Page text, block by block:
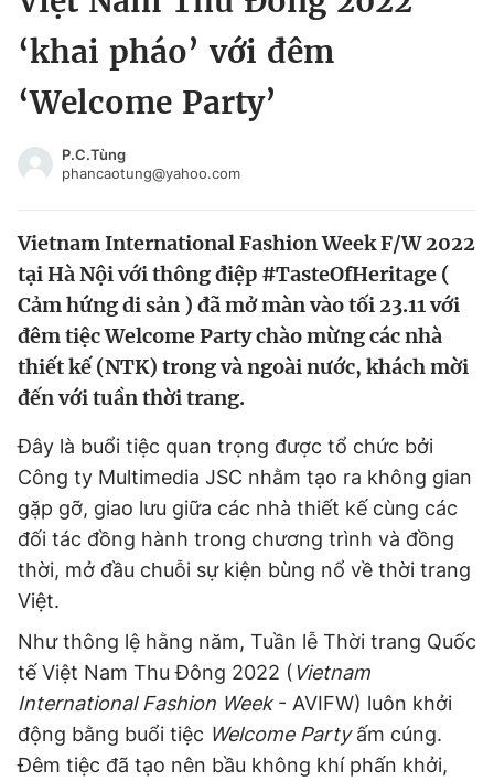
Chào ngày mới
Tin thị trường
Sản phẩm khác
Tiện ích Bạn cần biết
Thông tin tòa soạn
Đọc Thanh Niên trên điện thoại
Theo dõi báo trên
Hotline Liên hệ quảng cáo
Tin đã xem
Đăng xuất
‘khai pháo’ với đêm
‘Welcome Party’
P.C.Tùng
phancaotung@yahoo.com
Vietnam International Fashion Week F/W 2022
tại Hà Nội với thông điệp #TasteOfHeritage (
Cảm hứng di sản ) đã mở màn vào tối 23.11 với
đêm tiệc Welcome Party chào mừng các nhà
thiết kế (NTK) trong và ngoài nước, khách mời
đến với tuần thời trang.
Đây là buổi tiệc quan trọng được tổ chức bởi
Công ty Multimedia JSC nhằm tạo ra không gian
gặp gỡ, giao lưu giữa các nhà thiết kế cùng các
đối tác đồng hành trong chương trình và đồng
thời, mở đầu chuỗi sự kiện bùng nổ về thời trang
Việt.
Như thông lệ hằng năm, Tuần lễ Thời trang Quốc
tế Việt Nam Thu Đông 2022 ( Vietnam
International Fashion Week- AVIFW) luôn khởi
động bằng buổi tiệc Welcome Partyấm cúng.
Đêm tiệc đã tạo nên bầu không khí phấn khởi,